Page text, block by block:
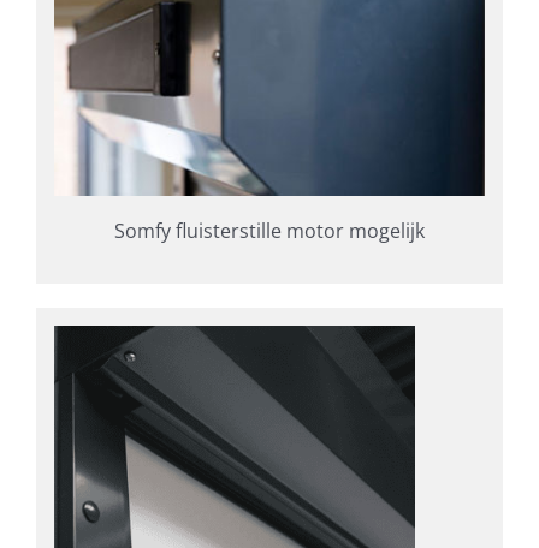
Somfy fluisterstille motor mogelijk